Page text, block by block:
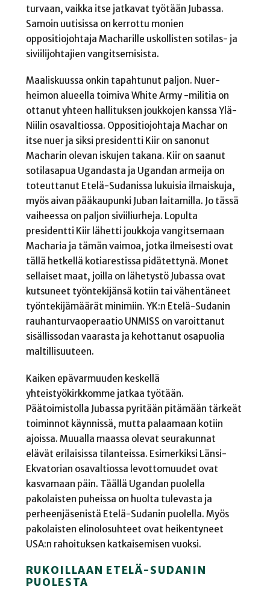
turvaan, vaikka itse jatkavat työtään Jubassa.
Samoin uutisissa on kerrottu monien
oppositiojohtaja Macharille uskollisten sotilas- ja
siviilijohtajien vangitsemisista.
Maaliskuussa onkin tapahtunut paljon. Nuer-
heimon alueella toimiva White Army -militia on
ottanut yhteen hallituksen joukkojen kanssa Ylä-
Niilin osavaltiossa. Oppositiojohtaja Machar on
itse nuer ja siksi presidentti Kiir on sanonut
Macharin olevan iskujen takana. Kiir on saanut
sotilasapua Ugandasta ja Ugandan armeija on
toteuttanut Etelä-Sudanissa lukuisia ilmaiskuja,
myös aivan pääkaupunki Juban laitamilla. Jo tässä
vaiheessa on paljon siviiliurheja. Lopulta
presidentti Kiir lähetti joukkoja vangitsemaan
Macharia ja tämän vaimoa, jotka ilmeisesti ovat
tällä hetkellä kotiarestissa pidätettynä. Monet
sellaiset maat, joilla on lähetystö Jubassa ovat
kutsuneet työntekijänsä kotiin tai vähentäneet
työntekijämäärät minimiin. YK:n Etelä-Sudanin
rauhanturvaoperaatio UNMISS on varoittanut
sisällissodan vaarasta ja kehottanut osapuolia
maltillisuuteen.
Kaiken epävarmuuden keskellä
yhteistyökirkkomme jatkaa työtään.
Päätoimistolla Jubassa pyritään pitämään tärkeät
toiminnot käynnissä, mutta palaamaan kotiin
ajoissa. Muualla maassa olevat seurakunnat
elävät erilaisissa tilanteissa. Esimerkiksi Länsi-
Ekvatorian osavaltiossa levottomuudet ovat
kasvamaan päin. Täällä Ugandan puolella
pakolaisten puheissa on huolta tulevasta ja
perheenjäsenistä Etelä-Sudanin puolella. Myös
pakolaisten elinolosuhteet ovat heikentyneet
USA:n rahoituksen katkaisemisen vuoksi.
RUKOILLAAN ETELÄ-SUDANIN
PUOLESTA